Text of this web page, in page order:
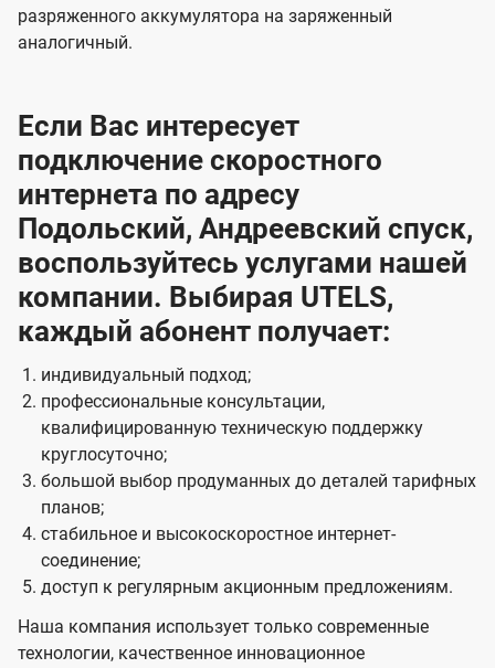
разряженного аккумулятора на заряженный
аналогичный.
Если Вас интересует
подключение скоростного
интернета по адресу
Подольский, Андреевский спуск,
воспользуйтесь услугами нашей
компании. Выбирая UTELS,
каждый абонент получает:
индивидуальный подход;
профессиональные консультации,
квалифицированную техническую поддержку
круглосуточно;
большой выбор продуманных до деталей тарифных
планов;
стабильное и высокоскоростное интернет-
соединение;
доступ к регулярным акционным предложениям.
Наша компания использует только современные
технологии, качественное инновационное